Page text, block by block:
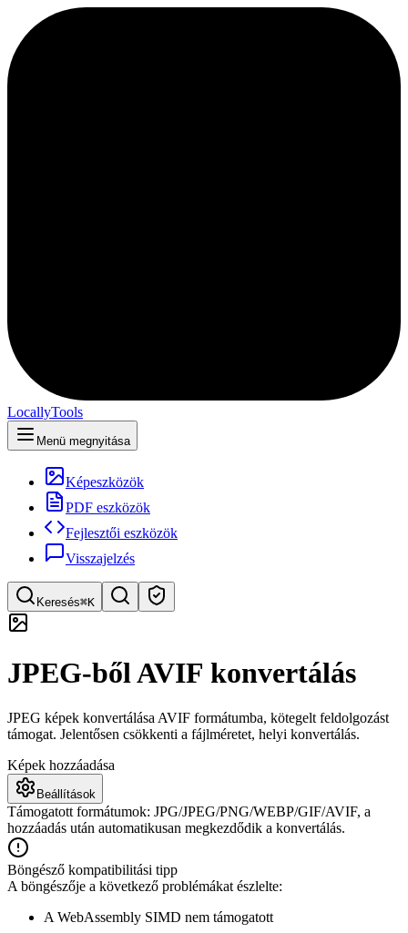
LocallyTools
Menü megnyitása
Képeszközök
PDF eszközök
Fejlesztői eszközök
Visszajelzés
Keresés⌘K
Gyors eszközkeresés
JPEG-ből AVIF konvertálás
JPEG képek konvertálása AVIF formátumba, kötegelt feldolgozást
támogat. Jelentősen csökkenti a fájlméretet, helyi konvertálás.
Képek hozzáadása
Beállítások
Támogatott formátumok: JPG/JPEG/PNG/WEBP/GIF/AVIF, a
hozzáadás után automatikusan megkezdődik a konvertálás.
Böngésző kompatibilitási tipp
A böngészője a következő problémákat észlelte:
A WebAssembly SIMD nem támogatott